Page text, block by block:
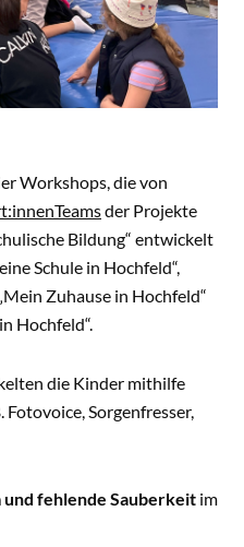
Workshops, die von
der Projekte
Bildung“ entwickelt
Schule in Hochfeld“,
Zuhause in Hochfeld“
Hochfeld“.
die Kinder mithilfe
Sorgenfresser,
und fehlende Sauberkeit im